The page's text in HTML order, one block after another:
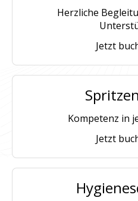
Herzliche
Jetzt
Kompetenz in
Jetzt